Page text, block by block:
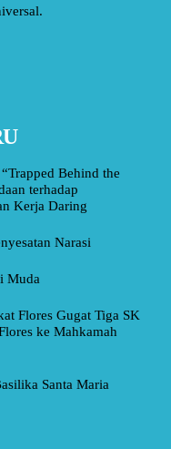
Behind the
terhadap
Kerja Daring
Narasi
Muda
Flores Gugat Tiga SK
ke Mahkamah
Santa Maria